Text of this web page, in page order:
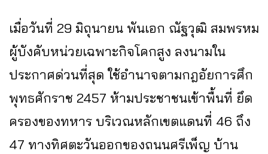
เมื่อวันที่ 29 มิถุนายน พันเอก ณัฐวุฒิ สมพรหม
ผู้บังคับหน่วยเฉพาะกิจโคกสูง ลงนามใน
ประกาศด่วนที่สุด ใช้อำนาจตามกฎอัยการศึก
พุทธศักราช 2457 ห้ามประชาชนเข้าพื้นที่ ยึด
ครองของทหาร บริเวณหลักเขตแดนที่ 46 ถึง
47 ทางทิศตะวันออกของถนนศรีเพ็ญ บ้าน